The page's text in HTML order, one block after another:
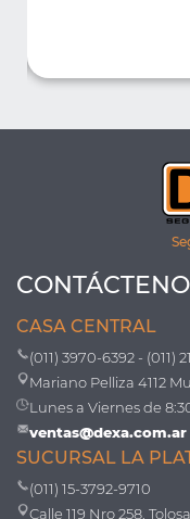
CASA CENTRAL
(011) 3970-6392 - (011)
Mariano Pelliza 4112
Lunes a Viernes de
ventas@dexa.com.ar
SUCURSAL LA
(011) 15-3792-9710
Calle 119 Nro 258,